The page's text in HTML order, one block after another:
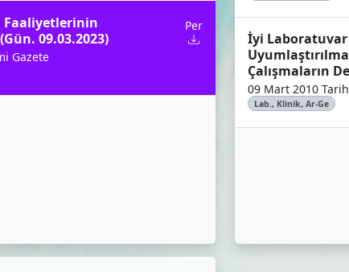
Faaliyetlerinin
09.03.2023)
Per
Gazete
İyi
Çalışmaların
09 Mart 2010 Tarih
Lab., Klinik, Ar-Ge